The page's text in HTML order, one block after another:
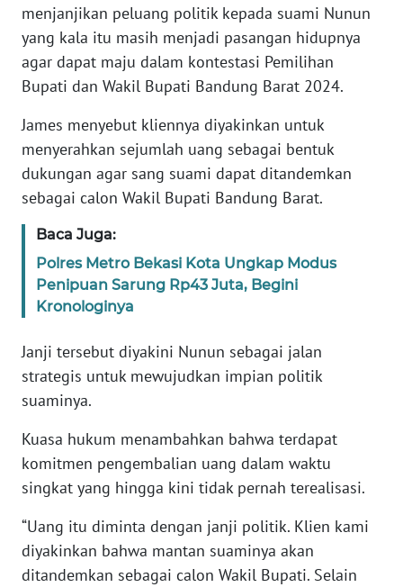
menjanjikan peluang politik kepada suami Nunun
yang kala itu masih menjadi pasangan hidupnya
agar dapat maju dalam kontestasi Pemilihan
Bupati dan Wakil Bupati Bandung Barat 2024.
James menyebut kliennya diyakinkan untuk
menyerahkan sejumlah uang sebagai bentuk
dukungan agar sang suami dapat ditandemkan
sebagai calon Wakil Bupati Bandung Barat.
Baca Juga:
Polres Metro Bekasi Kota Ungkap Modus
Penipuan Sarung Rp43 Juta, Begini
Kronologinya
Janji tersebut diyakini Nunun sebagai jalan
strategis untuk mewujudkan impian politik
suaminya.
Kuasa hukum menambahkan bahwa terdapat
komitmen pengembalian uang dalam waktu
singkat yang hingga kini tidak pernah terealisasi.
“Uang itu diminta dengan janji politik. Klien kami
diyakinkan bahwa mantan suaminya akan
ditandemkan sebagai calon Wakil Bupati. Selain
Regional
WN
SUMUT
WN
JAKARTA
WN
WN
BANTEN
NTT
WN
WN
PAPUA
WN
PAPUA
BARAT